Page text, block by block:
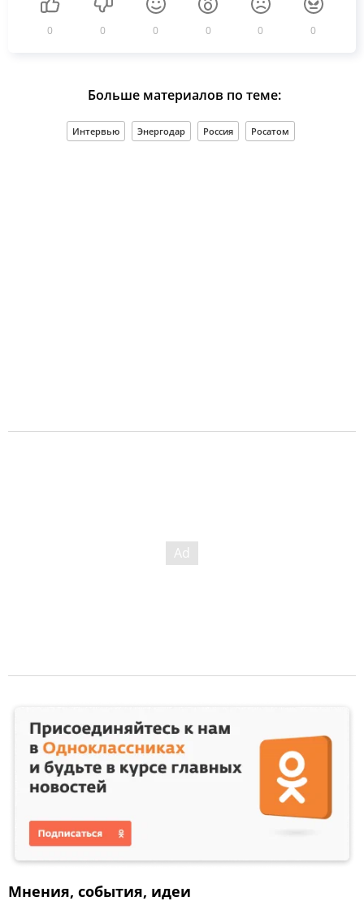
0 0 0 0 0 0
Больше материалов по теме:
Интервью Энергодар Россия Росатом
Мнения, события, идеи